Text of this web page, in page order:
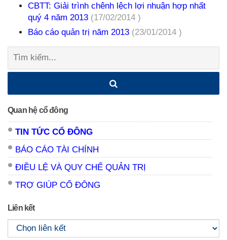
CBTT: Giải trình chênh lệch lợi nhuận hợp nhất
quý 4 năm 2013 (17/02/2014 )
Báo cáo quản trị năm 2013 (23/01/2014 )
Tìm
Quan hệ cổ đông
TIN TỨC CỔ ĐÔNG
BÁO CÁO TÀI CHÍNH
ĐIỀU LỆ VÀ QUY CHẾ QUẢN TRỊ
TRỢ GIÚP CỔ ĐÔNG
Liên kết